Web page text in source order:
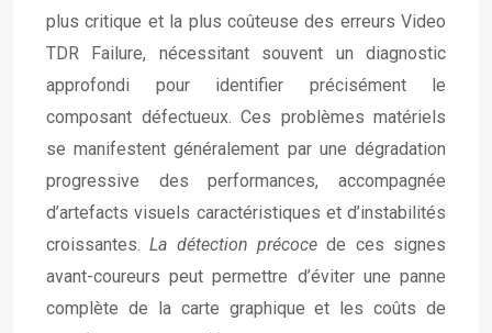
plus critique et la plus coûteuse des erreurs Video
TDR Failure, nécessitant souvent un diagnostic
approfondi pour identifier précisément le
composant défectueux. Ces problèmes matériels
se manifestent généralement par une dégradation
progressive des performances, accompagnée
d’artefacts visuels caractéristiques et d’instabilités
croissantes.La détection précocede ces signes
avant-coureurs peut permettre d’éviter une panne
complète de la carte graphique et les coûts de